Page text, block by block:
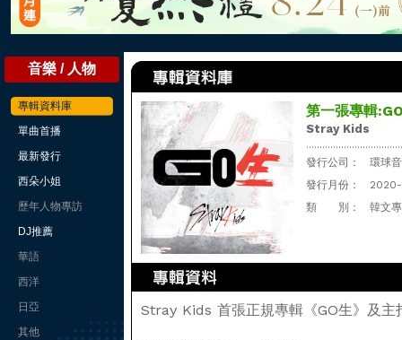
音樂 / 人物
專輯資料庫
單曲首播
最新發行
西朵小姐
歷年人物專訪
DJ推薦
華語
西洋
日亞
其他
第一張專輯
Stray Kids
發行公司：
環球
發行月份：
類 別：
韓文
Stray Kids 首張正規專輯《GO生》及